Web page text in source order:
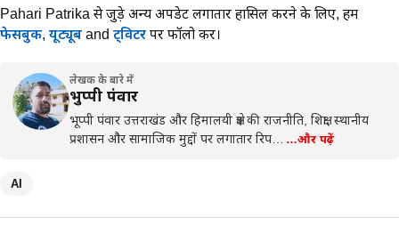
Pahari Patrika से जुड़े अन्य अपडेट लगातार हासिल करने के लिए, हमें
फेसबुक, यूट्यूब and ट्विटर पर फॉलो करें।
लेखक के बारे में
भुप्पी पंवार
भूप्पी पंवार उत्तराखंड और हिमालयी क्षेत्र की राजनीति, शिक्षा, स्थानीय
प्रशासन और सामाजिक मुद्दों पर लगातार रिप…
…और पढ़ें
AI